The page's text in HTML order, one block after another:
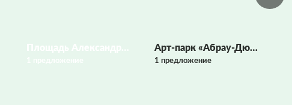
Арт-парк «Абрау-Дюрсо»
1 предложение